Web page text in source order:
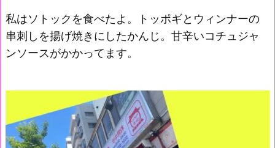
私はソトックを食べたよ。トッポギとウィンナーの
串刺しを揚げ焼きにしたかんじ。甘辛いコチュジャ
ンソースがかかってます。